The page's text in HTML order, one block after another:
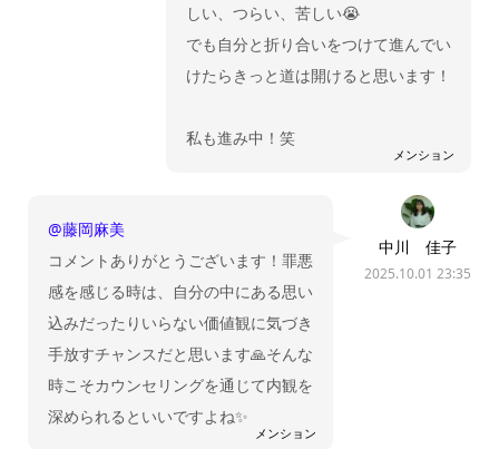
メンション
しい、つらい、苦しい😭
でも自分と折り合いをつけて進んでい
けたらきっと道は開けると思います！
私も進み中！笑
中川 佳子
2025.10.01 23:35
メンション
@藤岡麻美
コメントありがとうございます！罪悪
感を感じる時は、自分の中にある思い
込みだったりいらない価値観に気づき
手放すチャンスだと思います🙏そんな
時こそカウンセリングを通じて内観を
深められるといいですよね✨